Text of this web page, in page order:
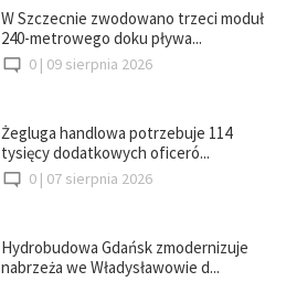
W Szczecnie zwodowano trzeci moduł
240-metrowego doku pływa...
0 | 09 sierpnia 2026
Żegluga handlowa potrzebuje 114
tysięcy dodatkowych oficeró...
0 | 07 sierpnia 2026
Hydrobudowa Gdańsk zmodernizuje
nabrzeża we Władysławowie d...